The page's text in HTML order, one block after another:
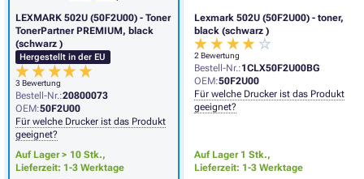
Lexmark 502U (50F2U00) - toner,
black (schwarz )
2 Bewertung
Bestell-Nr.:1CLX50F2U00BG
OEM:50F2U00
Für welche Drucker ist das Produkt
geeignet?
Auf Lager 1 Stk.,
Lieferzeit: 1-3 Werktage
LEXMARK 502U (50F2U00) - Toner
TonerPartner PREMIUM, black
(schwarz )
Hergestellt in der EU
3 Bewertung
Bestell-Nr.:20800073
OEM:50F2U00
Für welche Drucker ist das Produkt
geeignet?
Auf Lager > 10 Stk.,
Lieferzeit: 1-3 Werktage